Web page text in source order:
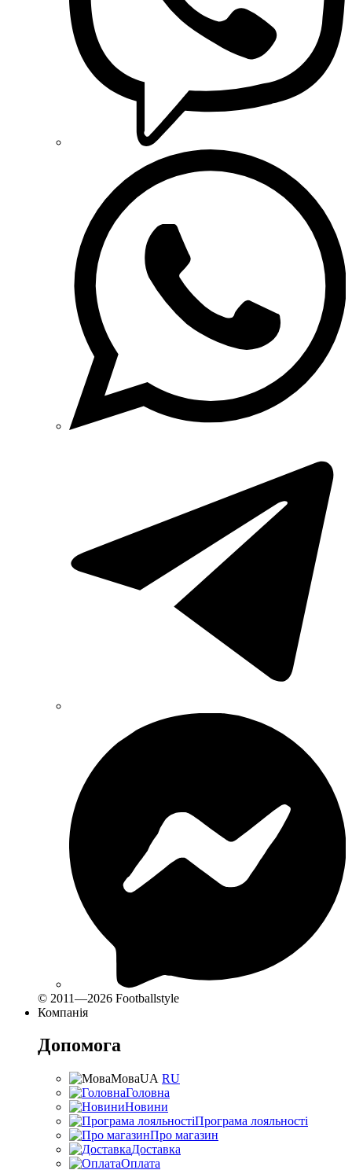
© 2011—2026 Footballstyle
Компанія
Допомога
МоваUA RU
Головна
Новини
Програма лояльності
Про магазин
Доставка
Оплата